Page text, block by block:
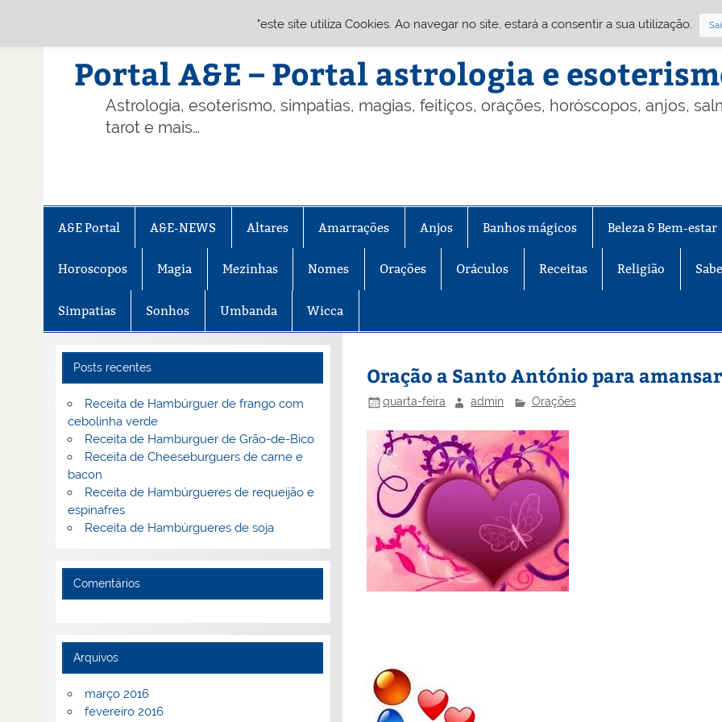
Portal A&E – Portal astrologia e
Astrologia, esoterismo, simpatias, magias, feitiços, orações, horóscopos, anjos,
tarot e mais…
A&E Portal A&E-NEWS Altares Amarrações Anjos Banhos mágicos Beleza & Bem-estar
Horoscopos Magia Mezinhas Nomes Orações Oráculos Receitas Religião
Simpatias Sonhos Umbanda Wicca
Oração a Santo António para amansar
quarta-feira admin Orações
Posts recentes
Receita de Hambúrguer de frango com
cebolinha verde
Receita de Hamburguer de Grão-de-Bico
Receita de Cheeseburguers de carne e
bacon
Receita de Hambúrgueres de requeijão e
espinafres
Receita de Hambúrgueres de soja
Comentários
Arquivos
março 2016
fevereiro 2016
"este site utiliza Cookies. Ao navegar no site, estará a consentir a sua utilização.